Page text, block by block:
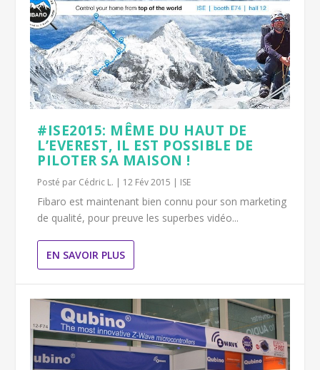
#ISE2015: MÊME DU HAUT DE
L’EVEREST, IL EST POSSIBLE DE
PILOTER SA MAISON !
Posté par Cédric L. | 12 Fév 2015 | ISE
Fibaro est maintenant bien connu pour son marketing
de qualité, pour preuve les superbes vidéo...
EN SAVOIR PLUS